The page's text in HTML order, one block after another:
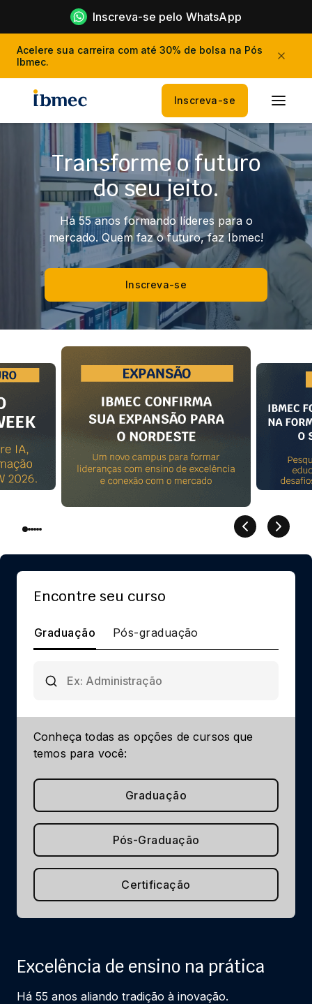
Inscreva-se pelo WhatsApp
Acelere sua carreira com até 30% de bolsa na Pós
Ibmec.
Inscreva-se
Transforme o futuro
do seu jeito.
Há 55 anos formando líderes para o
mercado. Quem faz o futuro, faz Ibmec!
Inscreva-se
Encontre seu curso
Graduação Pós-graduação
Conheça todas as opções de cursos que
temos para você:
Graduação
Pós-Graduação
Certificação
Excelência de ensino na prática
Há 55 anos aliando tradição à inovação.